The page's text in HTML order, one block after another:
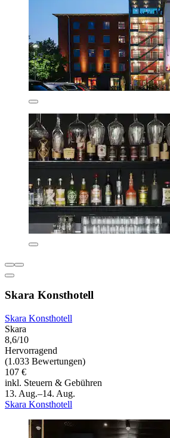
Skara Konsthotell
Skara Konsthotell
Skara
8,6/10
Hervorragend
(1.033 Bewertungen)
107 €
inkl. Steuern & Gebühren
13. Aug.–14. Aug.
Skara Konsthotell